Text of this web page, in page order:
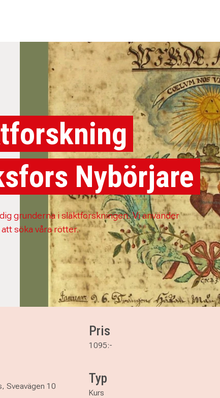
Nybörjare
grunderna i släktforskningen. Vi använder
söka våra rötter.
Sveavägen 10
Pris
1095:-
Typ
Kurs